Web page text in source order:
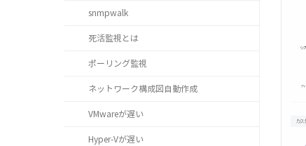
snmpwalk
死活監視とは
ポーリング監視
ネットワーク構成図自動作成
VMwareが遅い
Hyper-Vが遅い